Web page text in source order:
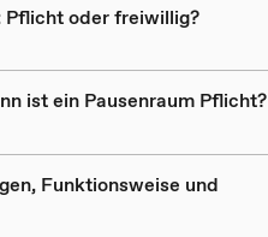
Pflicht oder freiwillig?
ist ein Pausenraum Pflicht?
Funktionsweise und